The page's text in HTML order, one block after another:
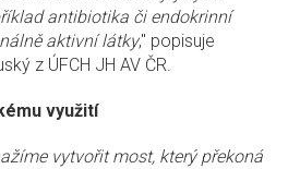
antibiotika či endokrinní
aktivní látky," popisuje
z ÚFCH JH AV ČR.
využití
vytvořit most, který překoná